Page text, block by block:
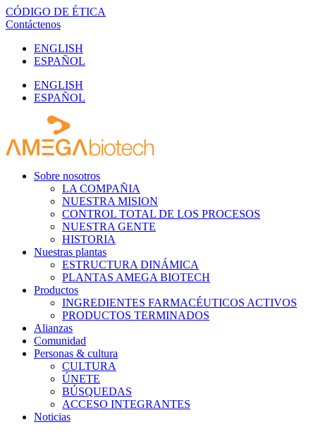
Ir
al
CÓDIGO DE ÉTICA
Contáctenos
ENGLISH
ESPAÑOL
ENGLISH
ESPAÑOL
Sobre nosotros
LA COMPAÑIA
NUESTRA MISION
CONTROL TOTAL DE LOS PROCESOS
NUESTRA GENTE
HISTORIA
Nuestras plantas
ESTRUCTURA DINÁMICA
PLANTAS AMEGA BIOTECH
Productos
INGREDIENTES FARMACÉUTICOS ACTIVOS
PRODUCTOS TERMINADOS
Alianzas
Comunidad
Personas & cultura
CULTURA
ÚNETE
BÚSQUEDAS
ACCESO INTEGRANTES
Noticias